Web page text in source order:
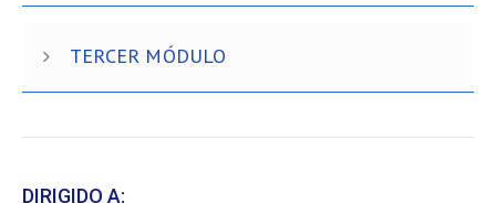
TERCER MÓDULO
DIRIGIDO A: